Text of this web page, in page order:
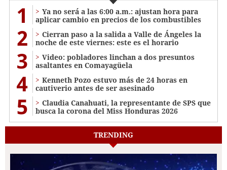
1
Ya no será a las 6:00 a.m.: ajustan hora para
aplicar cambio en precios de los combustibles
2
Cierran paso a la salida a Valle de Ángeles la
noche de este viernes: este es el horario
3
Video: pobladores linchan a dos presuntos
asaltantes en Comayagüela
4
Kenneth Pozo estuvo más de 24 horas en
cautiverio antes de ser asesinado
5
Claudia Canahuati, la representante de SPS que
busca la corona del Miss Honduras 2026
TRENDING